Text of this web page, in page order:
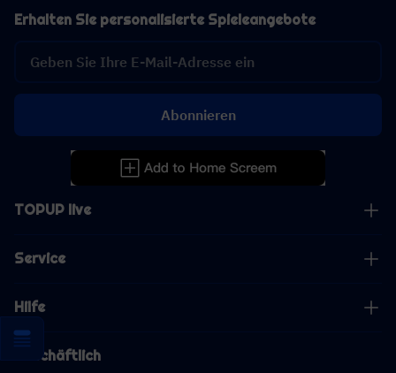
TOPUP live
Service
Hilfe
Geschäftlich
Erhalten Sie personalisierte Spieleangebote
Abonnieren